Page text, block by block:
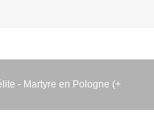
- Martyre en Pologne (+